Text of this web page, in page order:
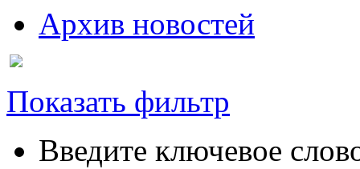
Архив новостей
Показать фильтр
Введите ключевое